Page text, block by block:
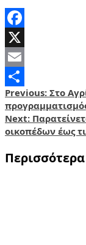
Facebook
X
Email
Share
Post
Previous: Στο
Next:
οικοπέδων έως